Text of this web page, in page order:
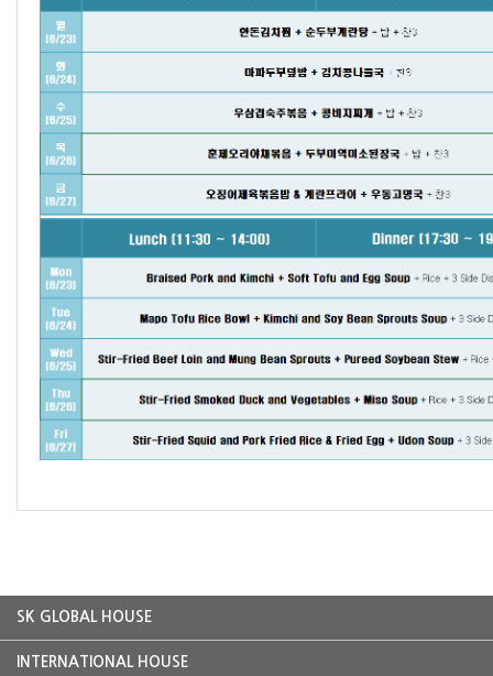
SK GLOBAL HOUSE
INTERNATIONAL HOUSE